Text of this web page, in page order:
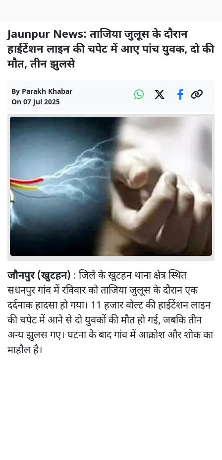
Jaunpur News: ताजिया जुलूस के दौरान
हाईटेंशन लाइन की चपेट में आए पांच युवक, दो की
मौत, तीन झुलसे
By Parakh Khabar
On 07 Jul 2025
जौनपुर (खुटहन) : जिले के खुटहन थाना क्षेत्र स्थित
सधनपुर गांव में रविवार को ताजिया जुलूस के दौरान एक
दर्दनाक हादसा हो गया। 11 हजार वोल्ट की हाईटेंशन लाइन
की चपेट में आने से दो युवकों की मौत हो गई, जबकि तीन
अन्य झुलस गए। घटना के बाद गांव में आक्रोश और शोक का
माहौल है।